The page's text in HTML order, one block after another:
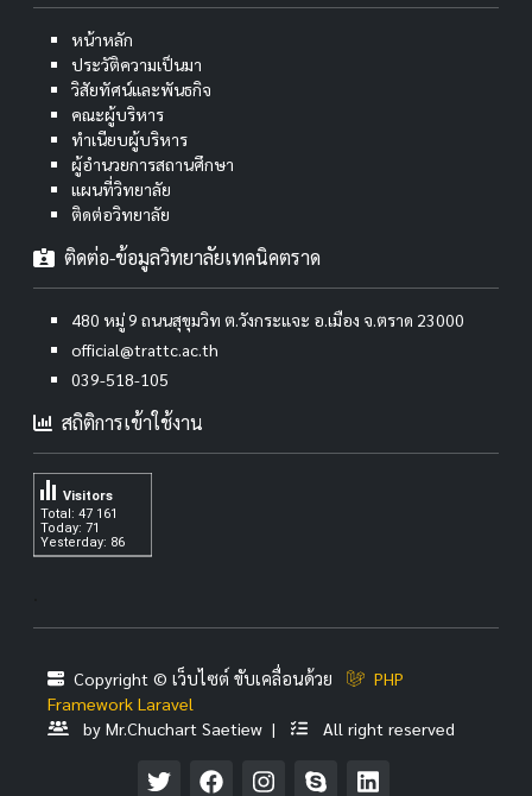
หน้าหลัก
ประวัติความเป็นมา
วิสัยทัศน์และพันธกิจ
คณะผู้บริหาร
ทำเนียบผู้บริหาร
ผู้อำนวยการสถานศึกษา
แผนที่วิทยาลัย
ติดต่อวิทยาลัย
ติดต่อ-ข้อมูลวิทยาลัยเทคนิคตราด
480 หมู่ 9 ถนนสุขุมวิท ต.วังกระแจะ อ.เมือง จ.ตราด 23000
official@trattc.ac.th
039-518-105
สถิติการเข้าใช้งาน
Total: 47 161
Today: 71
Yesterday: 86
Visitors
Copyright © เว็บไซต์ ขับเคลื่อนด้วย
PHP
Framework Laravel
by Mr.Chuchart Saetiew |
All right reserved